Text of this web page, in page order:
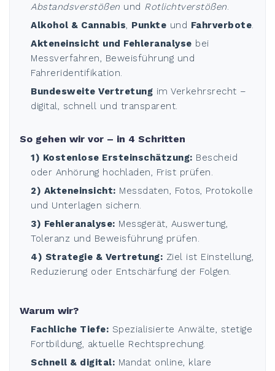
Abstandsverstößen und Rotlichtverstößen.
Alkohol & Cannabis, Punkte und Fahrverbote.
Akteneinsicht und Fehleranalyse bei
Messverfahren, Beweisführung und
Fahreridentifikation.
Bundesweite Vertretung im Verkehrsrecht –
digital, schnell und transparent.
So gehen wir vor – in 4 Schritten
1) Kostenlose Ersteinschätzung: Bescheid
oder Anhörung hochladen, Frist prüfen.
2) Akteneinsicht: Messdaten, Fotos, Protokolle
und Unterlagen sichern.
3) Fehleranalyse: Messgerät, Auswertung,
Toleranz und Beweisführung prüfen.
4) Strategie & Vertretung: Ziel ist Einstellung,
Reduzierung oder Entschärfung der Folgen.
Warum wir?
Fachliche Tiefe: Spezialisierte Anwälte, stetige
Fortbildung, aktuelle Rechtsprechung.
Schnell & digital: Mandat online, klare